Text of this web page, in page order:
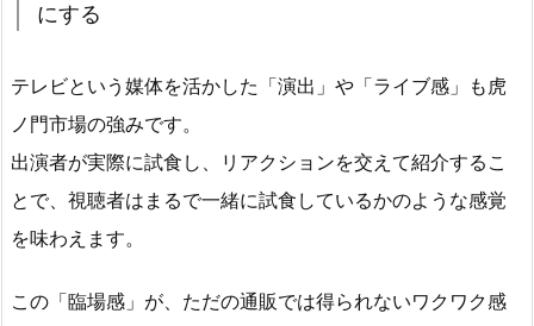
にする
テレビという媒体を活かした「演出」や「ライブ感」も虎
ノ門市場の強みです。
出演者が実際に試食し、リアクションを交えて紹介するこ
とで、視聴者はまるで一緒に試食しているかのような感覚
を味わえます。
この「臨場感」が、ただの通販では得られないワクワク感